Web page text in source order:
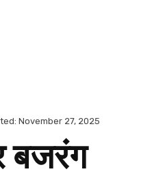
November 27, 2025
बजरंग